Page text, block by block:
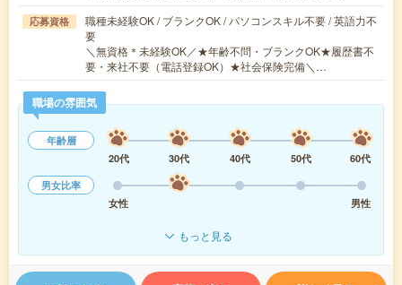
応募資格
職種未経験OK / ブランクOK / パソコンスキル不要 / 英語力不
要
＼無資格＊未経験OK／★年齢不問・ブランクOK★履歴書不
要・来社不要（電話登録OK）★社会保険完備＼…
職場の雰囲気
年齢層
20代
30代 40代 50代
60代
男女比率
女性
男性
もっと見る